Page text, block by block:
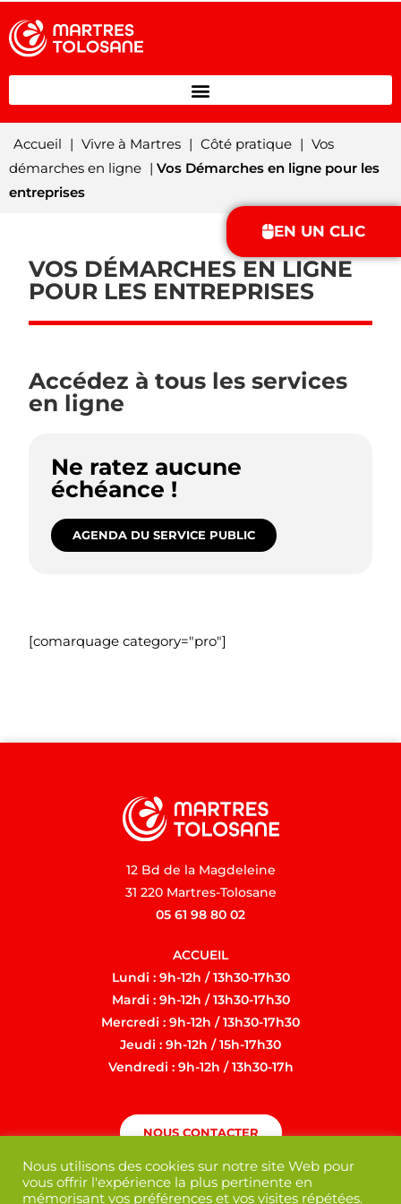
EN UN CLIC
Accueil | Vivre à Martres | Côté pratique | Vos
démarches en ligne | Vos Démarches en ligne pour les
entreprises
VOS DÉMARCHES EN LIGNE
POUR LES ENTREPRISES
Accédez à tous les services
en ligne
Ne ratez aucune
échéance !
AGENDA DU SERVICE PUBLIC
[comarquage category="pro"]
12 Bd de la Magdeleine
31 220 Martres-Tolosane
05 61 98 80 02
ACCUEIL
Lundi : 9h-12h / 13h30-17h30
Mardi : 9h-12h / 13h30-17h30
Mercredi : 9h-12h / 13h30-17h30
Jeudi : 9h-12h / 15h-17h30
Vendredi : 9h-12h / 13h30-17h
NOUS CONTACTER
Nous utilisons des cookies sur notre site Web pour
vous offrir l'expérience la plus pertinente en
mémorisant vos préférences et vos visites répétées.